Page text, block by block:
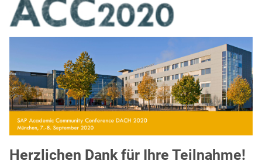
Herzlichen Dank für Ihre Teilnahme!